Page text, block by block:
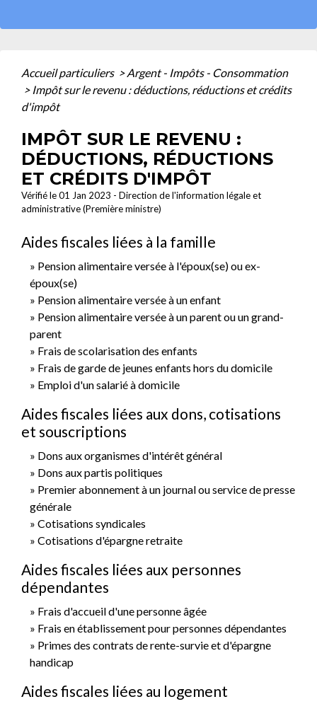
Accueil particuliers > Argent - Impôts - Consommation
> Impôt sur le revenu : déductions, réductions et crédits
d'impôt
IMPÔT SUR LE REVENU :
DÉDUCTIONS, RÉDUCTIONS
ET CRÉDITS D'IMPÔT
Vérifié le 01 Jan 2023 - Direction de l'information légale et
administrative (Première ministre)
Aides fiscales liées à la famille
Pension alimentaire versée à l'époux(se) ou ex-
époux(se)
Pension alimentaire versée à un enfant
Pension alimentaire versée à un parent ou un grand-
parent
Frais de scolarisation des enfants
Frais de garde de jeunes enfants hors du domicile
Emploi d'un salarié à domicile
Aides fiscales liées aux dons, cotisations
et souscriptions
Dons aux organismes d'intérêt général
Dons aux partis politiques
Premier abonnement à un journal ou service de presse
générale
Cotisations syndicales
Cotisations d'épargne retraite
Aides fiscales liées aux personnes
dépendantes
Frais d'accueil d'une personne âgée
Frais en établissement pour personnes dépendantes
Primes des contrats de rente-survie et d'épargne
handicap
Aides fiscales liées au logement